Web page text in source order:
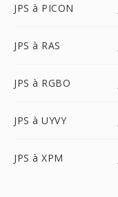
JPS à PICON
JPS à RAS
JPS à RGBO
JPS à UYVY
JPS à XPM